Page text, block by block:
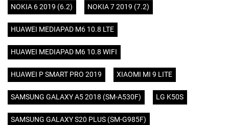
NOKIA 6 2019 (6.2) NOKIA 7 2019 (7.2)
HUAWEI MEDIAPAD M6 10.8 LTE
HUAWEI MEDIAPAD M6 10.8 WIFI
HUAWEI P SMART PRO 2019 XIAOMI MI 9 LITE
SAMSUNG GALAXY A5 2018 (SM-A530F) LG K50S
SAMSUNG GALAXY S20 PLUS (SM-G985F)